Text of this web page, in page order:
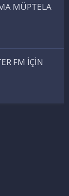
MÜPTELA
FM İÇİN